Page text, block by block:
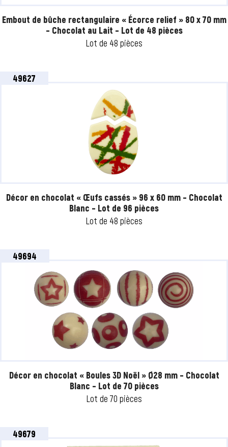
Embout de bûche rectangulaire « Écorce relief » 80 x 70 mm
– Chocolat au Lait – Lot de 48 pièces
Lot de 48 pièces
49627
Décor en chocolat « Œufs cassés » 96 x 60 mm – Chocolat
Blanc – Lot de 96 pièces
Lot de 48 pièces
49694
Décor en chocolat « Boules 3D Noël » Ø28 mm – Chocolat
Blanc – Lot de 70 pièces
Lot de 70 pièces
49679